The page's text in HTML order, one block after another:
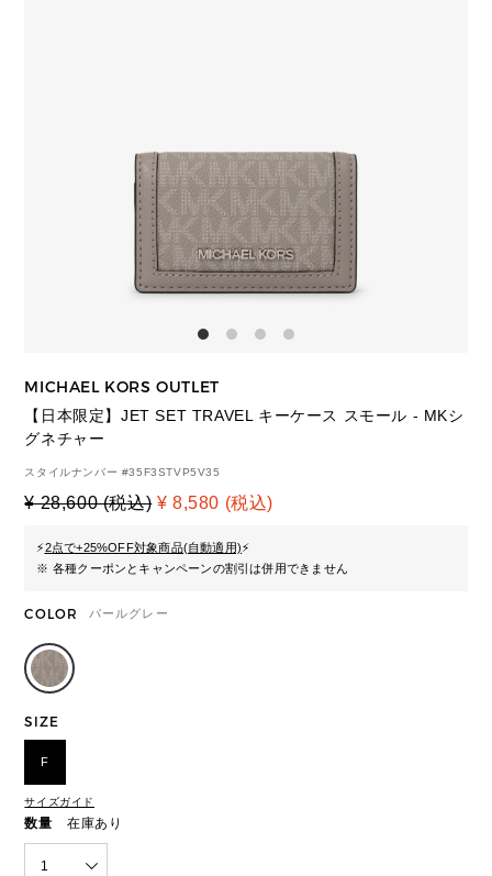
MICHAEL KORS OUTLET
【日本限定】JET SET TRAVEL キーケース スモール - MKシ
グネチャー
スタイルナンバー #35F3STVP5V35
¥ 28,600 (税込) ¥ 8,580 (税込)
⚡2点で+25%OFF対象商品(自動適用)⚡
※ 各種クーポンとキャンペーンの割引は併用できません
COLOR パールグレー
SIZE
F
サイズガイド
数量 在庫あり
1